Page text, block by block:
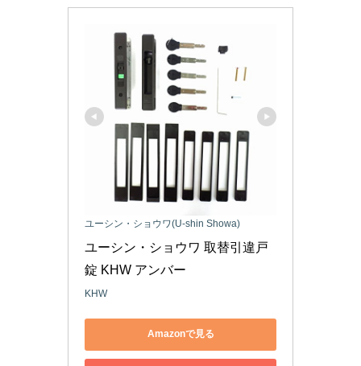
ユーシン・ショウワ(U-shin Showa)
ユーシン・ショウワ 取替引違戸
錠 KHW アンバー
KHW
Amazonで見る